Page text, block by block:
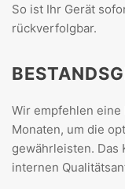
So ist Ihr Gerät
rückverfolgbar.
Wir empfehlen eine
Monaten, um die
gewährleisten. Das
internen